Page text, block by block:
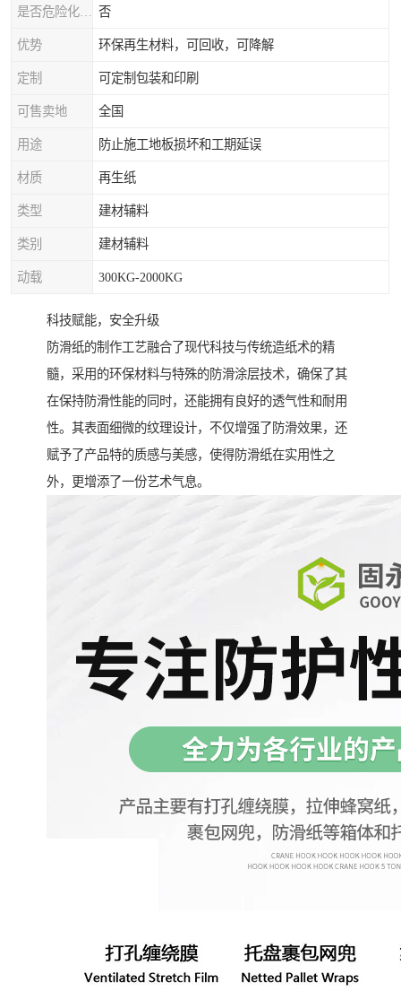
否
优势 环保再生材料，可回收，可降解
定制 可定制包装和印刷
可售卖地 全国
用途 防止施工地板损坏和工期延误
材质 再生纸
类型 建材辅料
类别 建材辅料
动载 300KG-2000KG
科技赋能，安全升级
防滑纸的制作工艺融合了现代科技与传统造纸术的精
髓，采用的环保材料与特殊的防滑涂层技术，确保了其
在保持防滑性能的同时，还能拥有良好的透气性和耐用
性。其表面细微的纹理设计，不仅增强了防滑效果，还
赋予了产品特的质感与美感，使得防滑纸在实用性之
外，更增添了一份艺术气息。